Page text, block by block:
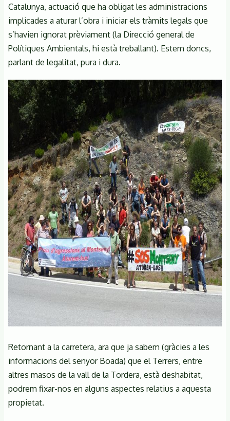
Catalunya, actuació que ha obligat les administracions
implicades a aturar l’obra i iniciar els tràmits legals que
s’havien ignorat prèviament (la Direcció general de
Polítiques Ambientals, hi està treballant). Estem doncs,
parlant de legalitat, pura i dura.
Retornant a la carretera, ara que ja sabem (gràcies a les
informacions del senyor Boada) que el Terrers, entre
altres masos de la vall de la Tordera, està deshabitat,
podrem fixar-nos en alguns aspectes relatius a aquesta
propietat.